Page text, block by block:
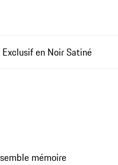
en Noir Satiné
mémoire